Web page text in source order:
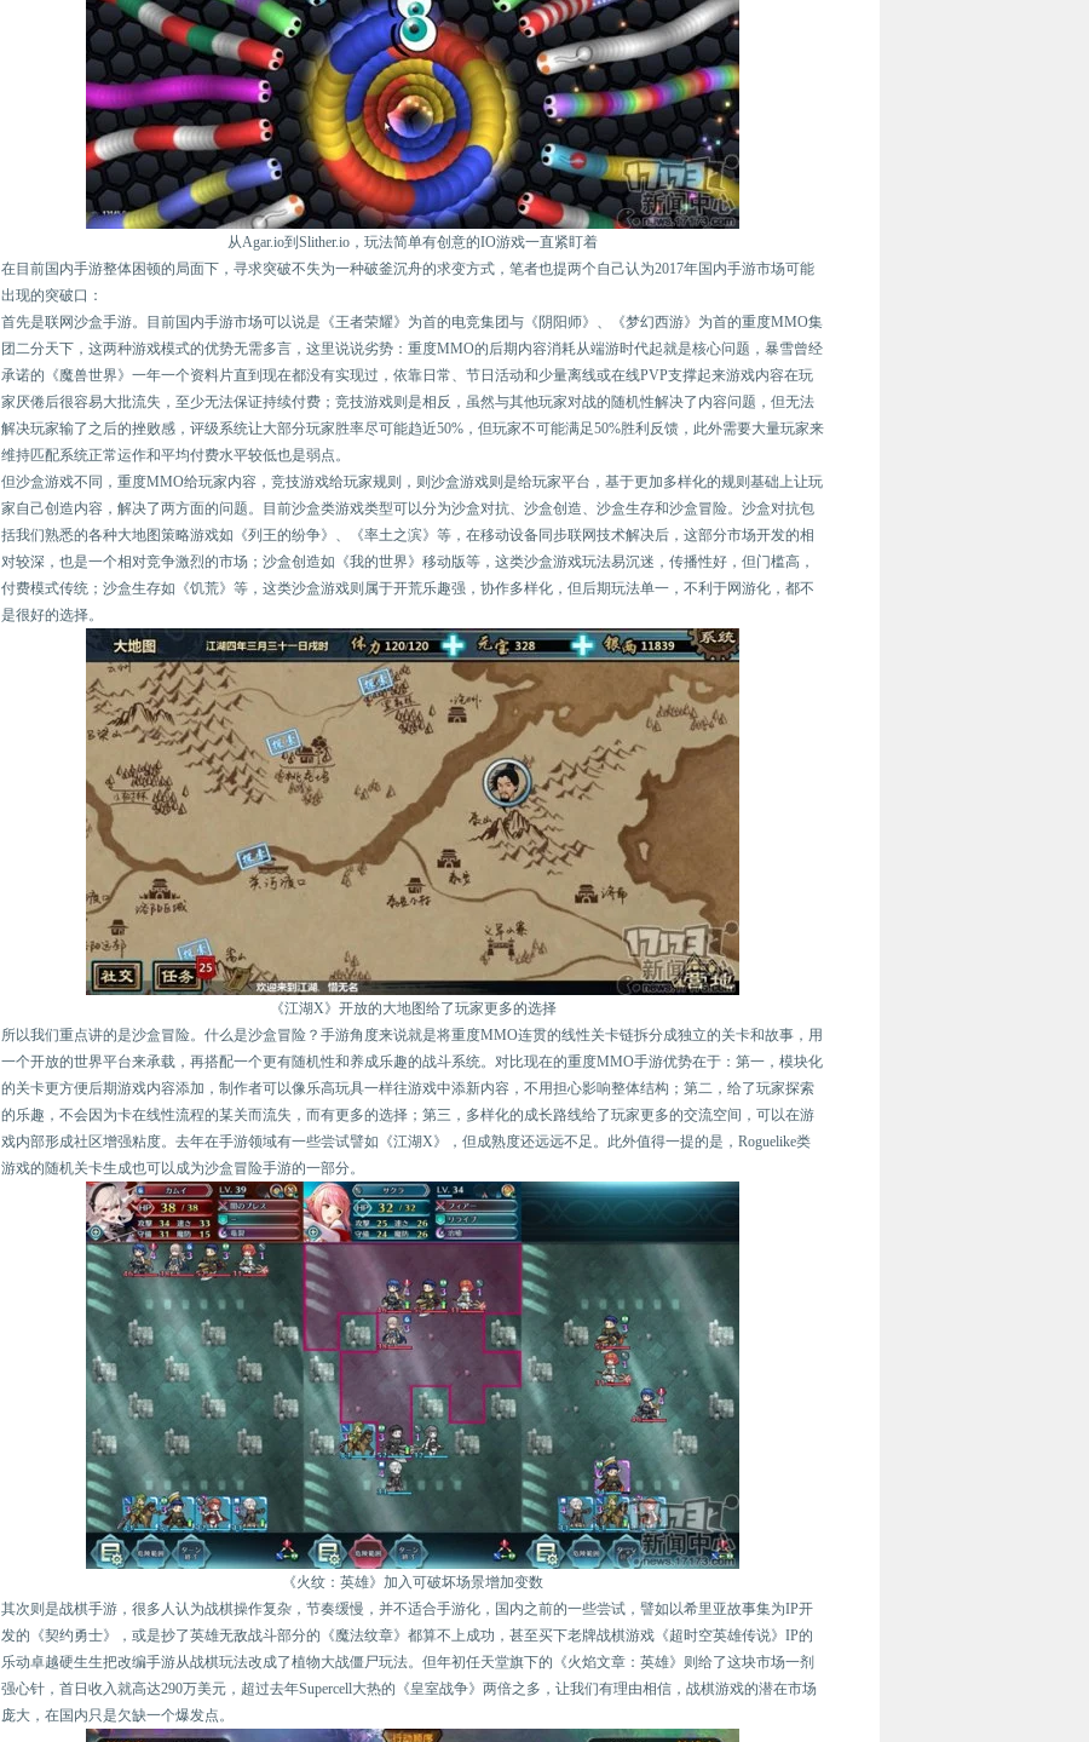
从Agar.io到Slither.io，玩法简单有创意的IO游戏一直紧盯着
在目前国内手游整体困顿的局面下，寻求突破不失为一种破釜沉舟的求变方式，笔者也提两个自己认为2017年国内手游市场可能
出现的突破口：
首先是联网沙盒手游。目前国内手游市场可以说是《王者荣耀》为首的电竞集团与《阴阳师》、《梦幻西游》为首的重度MMO集
团二分天下，这两种游戏模式的优势无需多言，这里说说劣势：重度MMO的后期内容消耗从端游时代起就是核心问题，暴雪曾经
承诺的《魔兽世界》一年一个资料片直到现在都没有实现过，依靠日常、节日活动和少量离线或在线PVP支撑起来游戏内容在玩
家厌倦后很容易大批流失，至少无法保证持续付费；竞技游戏则是相反，虽然与其他玩家对战的随机性解决了内容问题，但无法
解决玩家输了之后的挫败感，评级系统让大部分玩家胜率尽可能趋近50%，但玩家不可能满足50%胜利反馈，此外需要大量玩家来
维持匹配系统正常运作和平均付费水平较低也是弱点。
但沙盒游戏不同，重度MMO给玩家内容，竞技游戏给玩家规则，则沙盒游戏则是给玩家平台，基于更加多样化的规则基础上让玩
家自己创造内容，解决了两方面的问题。目前沙盒类游戏类型可以分为沙盒对抗、沙盒创造、沙盒生存和沙盒冒险。沙盒对抗包
括我们熟悉的各种大地图策略游戏如《列王的纷争》、《率土之滨》等，在移动设备同步联网技术解决后，这部分市场开发的相
对较深，也是一个相对竞争激烈的市场；沙盒创造如《我的世界》移动版等，这类沙盒游戏玩法易沉迷，传播性好，但门槛高，
付费模式传统；沙盒生存如《饥荒》等，这类沙盒游戏则属于开荒乐趣强，协作多样化，但后期玩法单一，不利于网游化，都不
是很好的选择。
《江湖X》开放的大地图给了玩家更多的选择
所以我们重点讲的是沙盒冒险。什么是沙盒冒险？手游角度来说就是将重度MMO连贯的线性关卡链拆分成独立的关卡和故事，用
一个开放的世界平台来承载，再搭配一个更有随机性和养成乐趣的战斗系统。对比现在的重度MMO手游优势在于：第一，模块化
的关卡更方便后期游戏内容添加，制作者可以像乐高玩具一样往游戏中添新内容，不用担心影响整体结构；第二，给了玩家探索
的乐趣，不会因为卡在线性流程的某关而流失，而有更多的选择；第三，多样化的成长路线给了玩家更多的交流空间，可以在游
戏内部形成社区增强粘度。去年在手游领域有一些尝试譬如《江湖X》，但成熟度还远远不足。此外值得一提的是，Roguelike类
游戏的随机关卡生成也可以成为沙盒冒险手游的一部分。
《火纹：英雄》加入可破坏场景增加变数
其次则是战棋手游，很多人认为战棋操作复杂，节奏缓慢，并不适合手游化，国内之前的一些尝试，譬如以希里亚故事集为IP开
发的《契约勇士》，或是抄了英雄无敌战斗部分的《魔法纹章》都算不上成功，甚至买下老牌战棋游戏《超时空英雄传说》IP的
乐动卓越硬生生把改编手游从战棋玩法改成了植物大战僵尸玩法。但年初任天堂旗下的《火焰文章：英雄》则给了这块市场一剂
强心针，首日收入就高达290万美元，超过去年Supercell大热的《皇室战争》两倍之多，让我们有理由相信，战棋游戏的潜在市场
庞大，在国内只是欠缺一个爆发点。